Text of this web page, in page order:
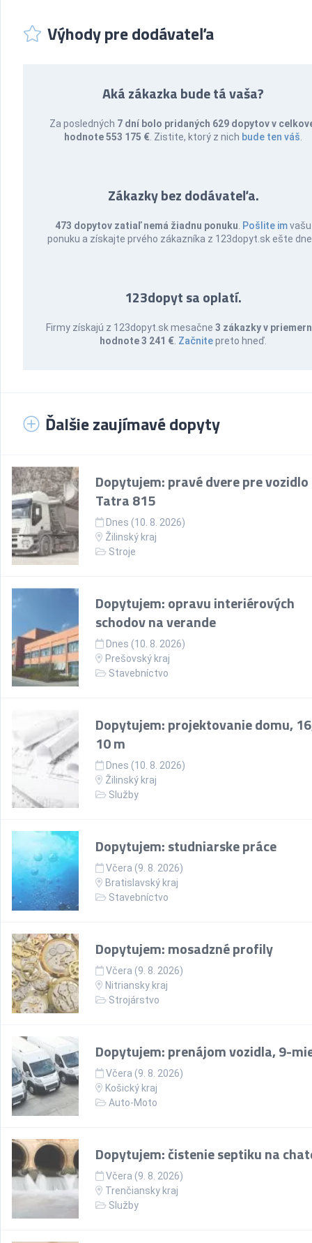
Výhody pre dodávateľa
Aká zákazka bude tá vaša?
Za posledných 7 dní bolo pridaných 629 dopytov v
hodnote 553 175 € . Zistite, ktorý z nich bude ten váš
Zákazky bez dodávateľa.
473 dopytov zatiaľ nemá žiadnu ponuku Pošlite imvašu
ponuku a získajte prvého zákazníka z 123dopyt.sk ešte
123dopyt sa oplatí.
Firmy získajú z 123dopyt.sk mesačne3 zákazky v
hodnote 3 241 € Začnitepreto hneď.
Ďalšie zaujímavé dopyty
Dopytujem: pravé dvere pre vozidlo
Tatra 815
Dnes (10. 8. 2026)
Žilinský kraj
Stroje
Dopytujem: opravu interiérových
schodov na verande
Dnes (10. 8. 2026)
Prešovský kraj
Stavebníctvo
Dopytujem: projektovanie domu,
10 m
Dnes (10. 8. 2026)
Žilinský kraj
Služby
Dopytujem: studniarske práce
Včera (9. 8. 2026)
Bratislavský kraj
Stavebníctvo
Dopytujem: mosadzné profily
Včera (9. 8. 2026)
Nitriansky kraj
Strojárstvo
Dopytujem: prenájom vozidla, 9-
Včera (9. 8. 2026)
Košický kraj
Auto-Moto
Dopytujem: čistenie septiku na
Včera (9. 8. 2026)
Trenčiansky kraj
Služby